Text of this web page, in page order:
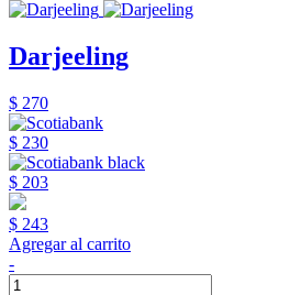
Darjeeling
$ 270
$ 230
$ 203
$ 243
Agregar al carrito
-